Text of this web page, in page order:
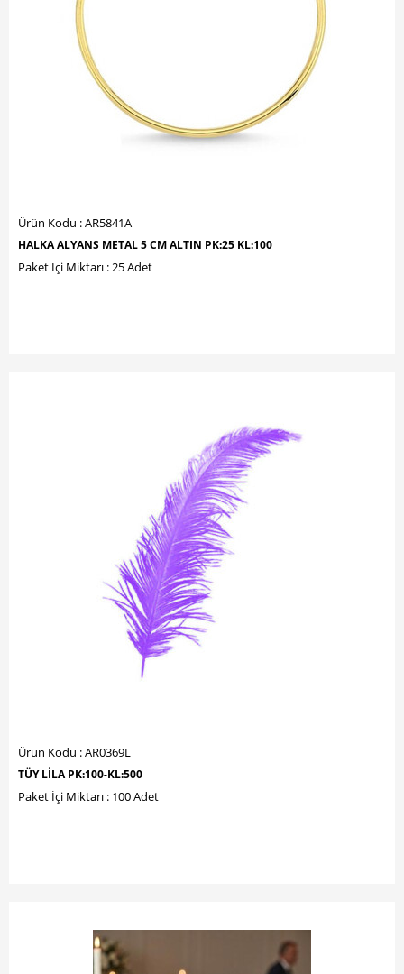
Ürün Kodu : AR5841A
HALKA ALYANS METAL 5 CM ALTIN PK:25 KL:100
Paket İçi Miktarı : 25 Adet
Ürün Kodu : AR0369L
TÜY LİLA PK:100-KL:500
Paket İçi Miktarı : 100 Adet